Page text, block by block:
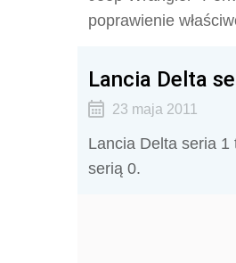
poprawienie
Lancia Delta
23 maja 2011
Lancia Delta seria
serią 0.